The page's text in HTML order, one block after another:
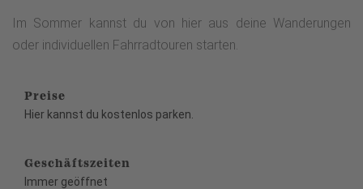
Im Sommer kannst du von hier aus deine Wanderungen
oder individuellen Fahrradtouren starten.
Preise
Hier kannst du kostenlos parken.
Geschäftszeiten
Immer geöffnet